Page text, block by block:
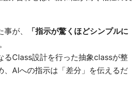
が、
「指示が驚くほどシンプルに
るClass設計を行った抽象classが整
、AIへの指示は「差分」を伝えるだ